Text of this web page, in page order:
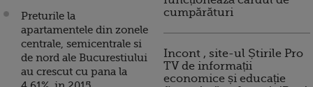
Preturile la
apartamentele din zonele
centrale, semicentrale si
de nord ale Bucurestiului
au crescut cu pana la
cumpărături
Incont , site-ul Știrile Pro
TV de informații
economice și educație